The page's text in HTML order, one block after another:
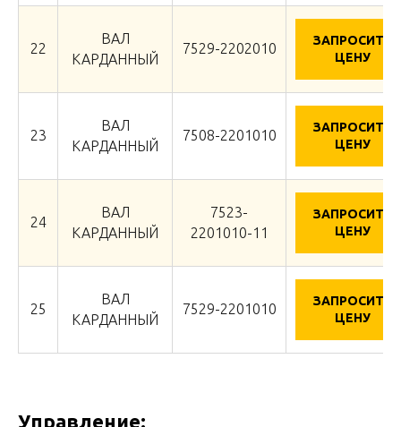
22
ВАЛ
КАРДАННЫЙ
7529-2202010
ЗАПРОСИТЬ
ЦЕНУ
23
ВАЛ
КАРДАННЫЙ
7508-2201010
ЗАПРОСИТЬ
ЦЕНУ
24
ВАЛ
КАРДАННЫЙ
7523-
2201010-11
ЗАПРОСИТЬ
ЦЕНУ
25
ВАЛ
КАРДАННЫЙ
7529-2201010
ЗАПРОСИТЬ
ЦЕНУ
Управление: